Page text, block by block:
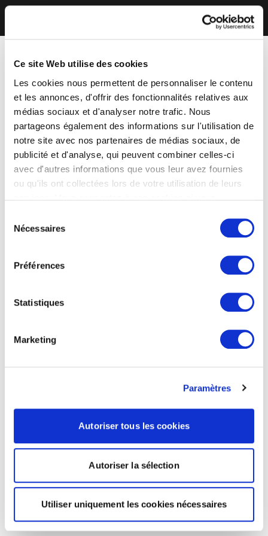
Ce site Web utilise des cookies
Les cookies nous permettent de personnaliser le contenu
et les annonces, d'offrir des fonctionnalités relatives aux
médias sociaux et d'analyser notre trafic. Nous
partageons également des informations sur l'utilisation de
notre site avec nos partenaires de médias sociaux, de
publicité et d'analyse, qui peuvent combiner celles-ci
avec d'autres informations que vous leur avez fournies
ou qu'ils ont collectées lors de votre utilisation de leurs
Nécessaires
Préférences
Statistiques
Marketing
Paramètres
Autoriser tous les cookies
Autoriser la sélection
Utiliser uniquement les cookies nécessaires